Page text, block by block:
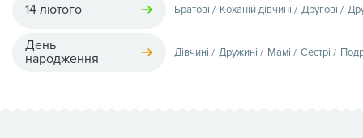
14 лютого Братові Коханій дівчині Другові
День
народження
Дівчині Дружині Мамі Сестрі